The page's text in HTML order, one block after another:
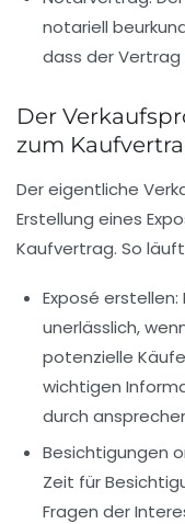
notariell
dass der
Der
zum
Der eigentliche
Erstellung eines
Kaufvertrag. So
Exposé erstellen:
unerlässlich,
potenzielle
wichtigen
durch
Besichtigungen
Zeit für
Fragen der